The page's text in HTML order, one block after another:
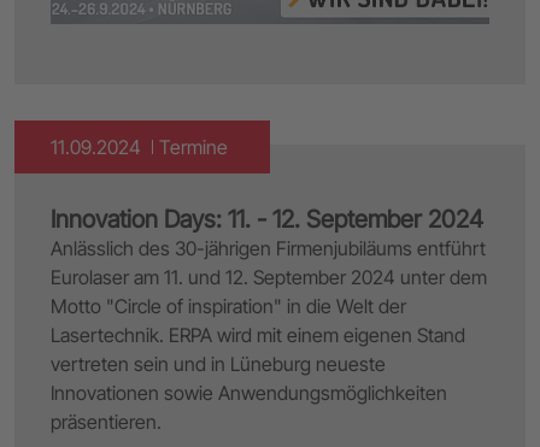
11.09.2024 Termine
Innovation Days: 11. - 12. September 2024
Anlässlich des 30-jährigen Firmenjubiläums entführt
Eurolaser am 11. und 12. September 2024 unter dem
Motto "Circle of inspiration" in die Welt der
Lasertechnik. ERPA wird mit einem eigenen Stand
vertreten sein und in Lüneburg neueste
Innovationen sowie Anwendungsmöglichkeiten
präsentieren.